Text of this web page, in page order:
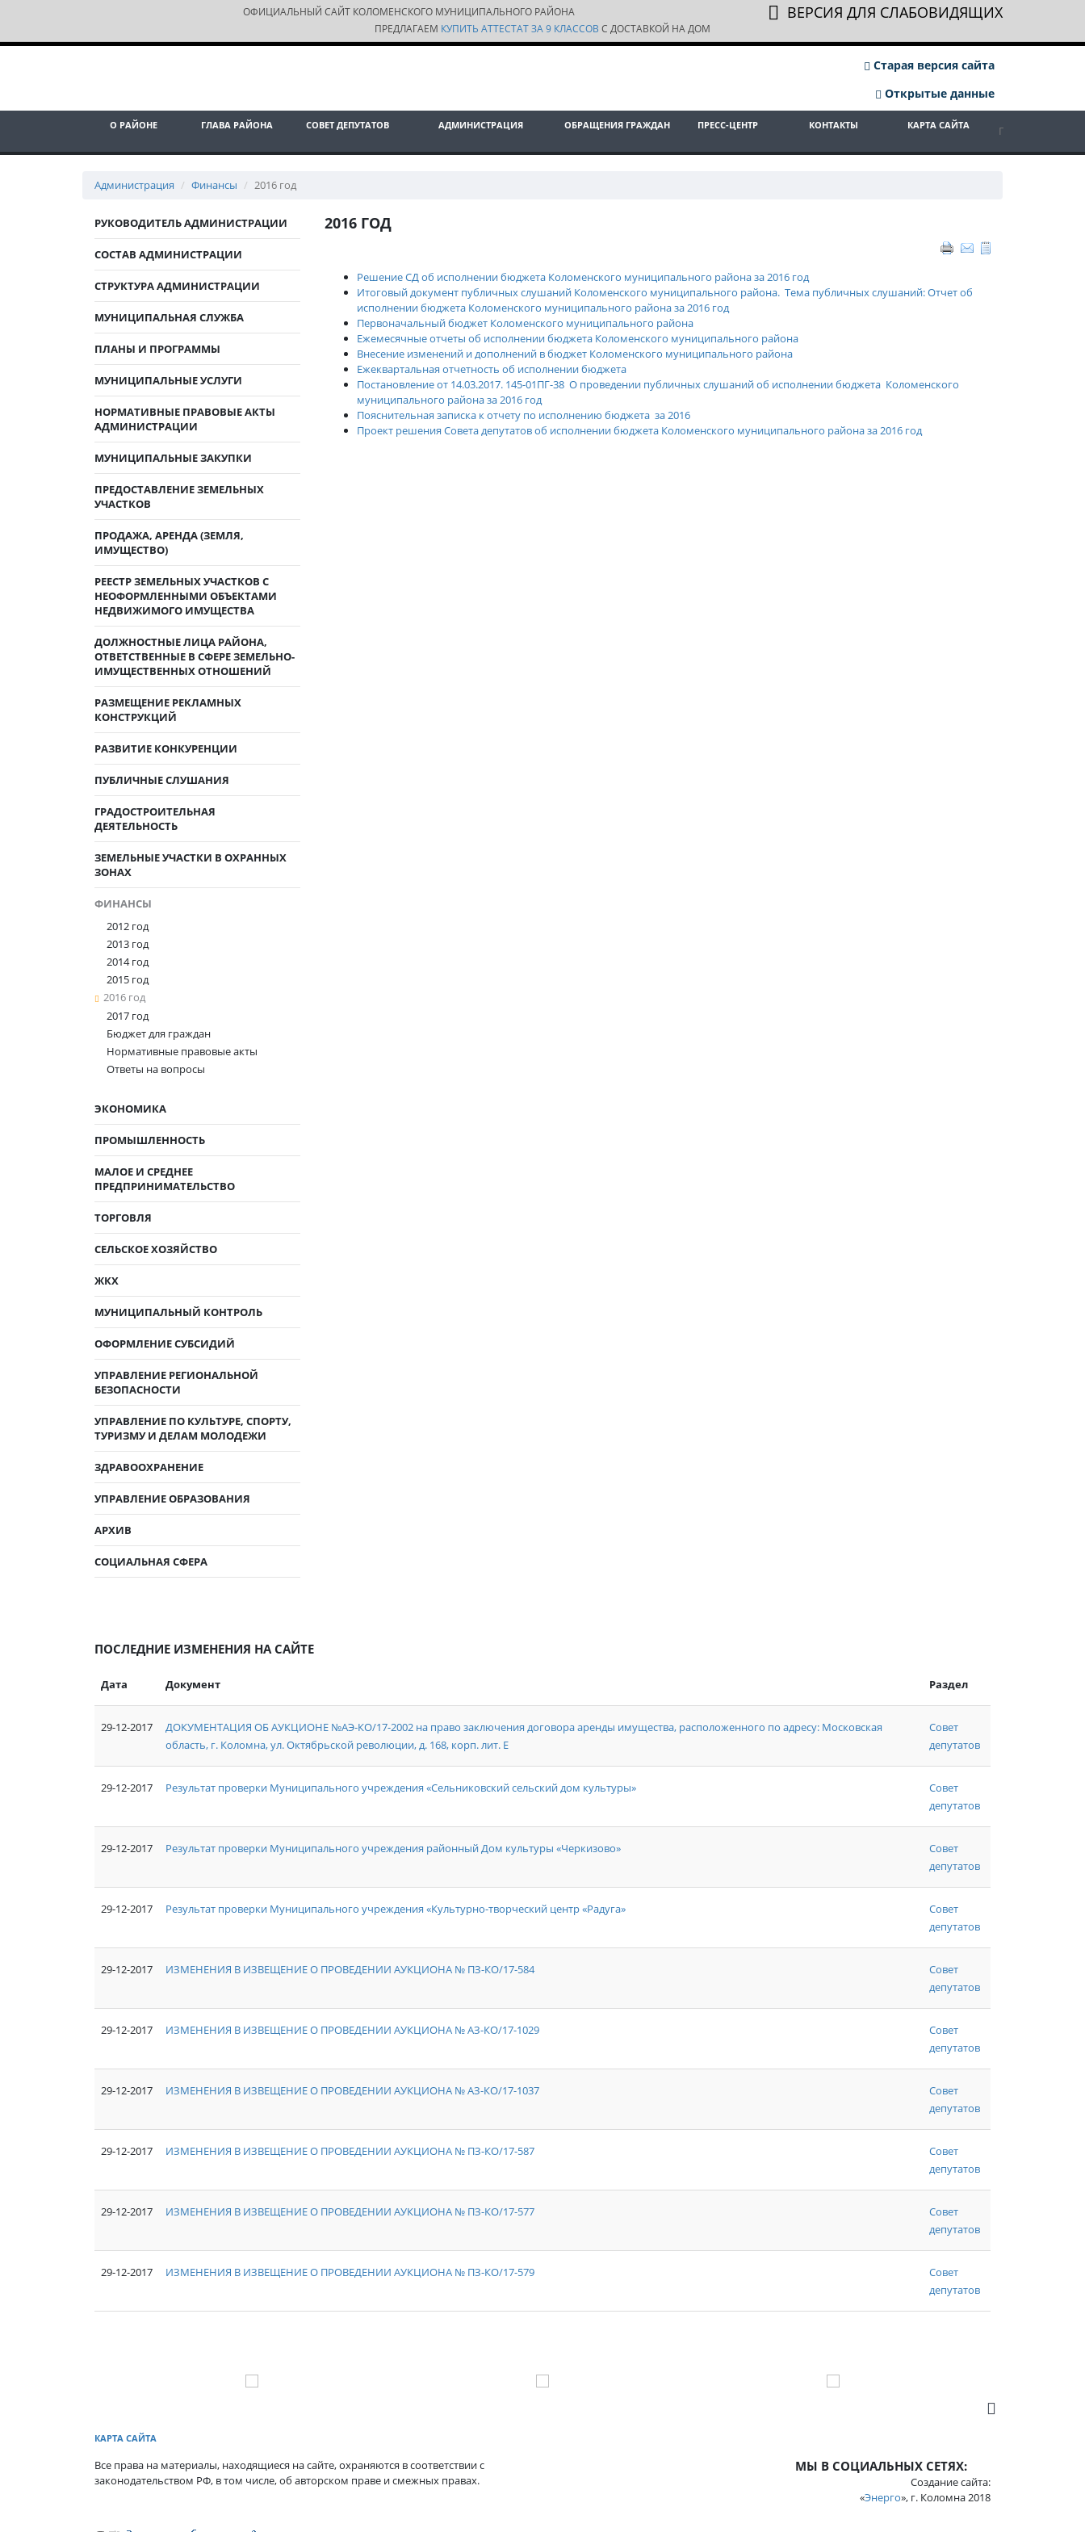
ВЕРСИЯ ДЛЯ СЛАБОВИДЯЩИХ
ОФИЦИАЛЬНЫЙ САЙТ КОЛОМЕНСКОГО МУНИЦИПАЛЬНОГО РАЙОНА
ПРЕДЛАГАЕМ КУПИТЬ АТТЕСТАТ ЗА 9 КЛАССОВ С ДОСТАВКОЙ НА ДОМ
Старая версия сайта
Открытые данные
О РАЙОНЕ ГЛАВА РАЙОНА СОВЕТ ДЕПУТАТОВ АДМИНИСТРАЦИЯ ОБРАЩЕНИЯ ГРАЖДАН ПРЕСС-ЦЕНТР КОНТАКТЫ КАРТА САЙТА
Администрация Финансы 2016 год
РУКОВОДИТЕЛЬ АДМИНИСТРАЦИИ
СОСТАВ АДМИНИСТРАЦИИ
СТРУКТУРА АДМИНИСТРАЦИИ
МУНИЦИПАЛЬНАЯ СЛУЖБА
ПЛАНЫ И ПРОГРАММЫ
МУНИЦИПАЛЬНЫЕ УСЛУГИ
НОРМАТИВНЫЕ ПРАВОВЫЕ АКТЫ
АДМИНИСТРАЦИИ
МУНИЦИПАЛЬНЫЕ ЗАКУПКИ
ПРЕДОСТАВЛЕНИЕ ЗЕМЕЛЬНЫХ
УЧАСТКОВ
ПРОДАЖА, АРЕНДА (ЗЕМЛЯ,
ИМУЩЕСТВО)
РЕЕСТР ЗЕМЕЛЬНЫХ УЧАСТКОВ С
НЕОФОРМЛЕННЫМИ ОБЪЕКТАМИ
НЕДВИЖИМОГО ИМУЩЕСТВА
ДОЛЖНОСТНЫЕ ЛИЦА РАЙОНА,
ОТВЕТСТВЕННЫЕ В СФЕРЕ ЗЕМЕЛЬНО-
ИМУЩЕСТВЕННЫХ ОТНОШЕНИЙ
РАЗМЕЩЕНИЕ РЕКЛАМНЫХ
КОНСТРУКЦИЙ
РАЗВИТИЕ КОНКУРЕНЦИИ
ПУБЛИЧНЫЕ СЛУШАНИЯ
ГРАДОСТРОИТЕЛЬНАЯ
ДЕЯТЕЛЬНОСТЬ
ЗЕМЕЛЬНЫЕ УЧАСТКИ В ОХРАННЫХ
ЗОНАХ
ФИНАНСЫ
2012 год
2013 год
2014 год
2015 год
2016 год
2017 год
Бюджет для граждан
Нормативные правовые акты
Ответы на вопросы
ЭКОНОМИКА
ПРОМЫШЛЕННОСТЬ
МАЛОЕ И СРЕДНЕЕ
ПРЕДПРИНИМАТЕЛЬСТВО
ТОРГОВЛЯ
СЕЛЬСКОЕ ХОЗЯЙСТВО
ЖКХ
МУНИЦИПАЛЬНЫЙ КОНТРОЛЬ
ОФОРМЛЕНИЕ СУБСИДИЙ
УПРАВЛЕНИЕ РЕГИОНАЛЬНОЙ
БЕЗОПАСНОСТИ
УПРАВЛЕНИЕ ПО КУЛЬТУРЕ, СПОРТУ,
ТУРИЗМУ И ДЕЛАМ МОЛОДЕЖИ
ЗДРАВООХРАНЕНИЕ
УПРАВЛЕНИЕ ОБРАЗОВАНИЯ
АРХИВ
СОЦИАЛЬНАЯ СФЕРА
2016 ГОД
Решение СД об исполнении бюджета Коломенского муниципального района за 2016 год
Итоговый документ публичных слушаний Коломенского муниципального района. Тема публичных слушаний: Отчет об
исполнении бюджета Коломенского муниципального района за 2016 год
Первоначальный бюджет Коломенского муниципального района
Ежемесячные отчеты об исполнении бюджета Коломенского муниципального района
Внесение изменений и дополнений вбюджет Коломенского муниципального района
Ежеквартальная отчетность об исполнении бюджета
Постановление от 14.03.2017. 145-01ПГ-38 О проведении публичных слушаний об исполнении бюджета Коломенского
муниципального района за 2016 год
Пояснительная записка к отчету по исполнению бюджета за 2016
Проект решения Совета депутатов об исполнении бюджета Коломенского муниципального района за 2016 год
ПОСЛЕДНИЕ ИЗМЕНЕНИЯ НА САЙТЕ
Дата Документ Раздел
29-12-2017
ДОКУМЕНТАЦИЯ ОБ АУКЦИОНЕ №АЭ-КО/17-2002 на право заключения договора аренды имущества, расположенного по адресу: Московская
область, г. Коломна, ул. Октябрьской революции, д. 168, корп. лит. Е
Совет
депутатов
29-12-2017 Результат проверки Муниципального учреждения «Сельниковский сельский дом культуры»
Совет
депутатов
29-12-2017 Результат проверки Муниципального учреждения районный Дом культуры «Черкизово»
Совет
депутатов
29-12-2017 Результат проверки Муниципального учреждения «Культурно-творческий центр «Радуга»
Совет
депутатов
29-12-2017 ИЗМЕНЕНИЯ В ИЗВЕЩЕНИЕ О ПРОВЕДЕНИИ АУКЦИОНА № ПЗ-КО/17-584
Совет
депутатов
29-12-2017 ИЗМЕНЕНИЯ В ИЗВЕЩЕНИЕ О ПРОВЕДЕНИИ АУКЦИОНА № АЗ-КО/17-1029
Совет
депутатов
29-12-2017 ИЗМЕНЕНИЯ В ИЗВЕЩЕНИЕ О ПРОВЕДЕНИИ АУКЦИОНА № АЗ-КО/17-1037
Совет
депутатов
29-12-2017 ИЗМЕНЕНИЯ В ИЗВЕЩЕНИЕ О ПРОВЕДЕНИИ АУКЦИОНА № ПЗ-КО/17-587
Совет
депутатов
29-12-2017 ИЗМЕНЕНИЯ В ИЗВЕЩЕНИЕ О ПРОВЕДЕНИИ АУКЦИОНА № ПЗ-КО/17-577
Совет
депутатов
29-12-2017 ИЗМЕНЕНИЯ В ИЗВЕЩЕНИЕ О ПРОВЕДЕНИИ АУКЦИОНА № ПЗ-КО/17-579
Совет
депутатов
КАРТА САЙТА
Все права на материалы, находящиеся на сайте, охраняются в соответствии с
законодательством РФ, в том числе, об авторском праве и смежных правах.
МЫ В СОЦИАЛЬНЫХ СЕТЯХ:
Создание сайта:
«Энерго», г. Коломна 2018